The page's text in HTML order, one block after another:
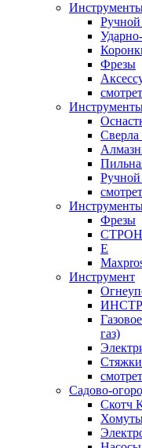
Фрезы
Сверла
Фрезы
Е
Инструмент
газ)
Садово-
Скотч